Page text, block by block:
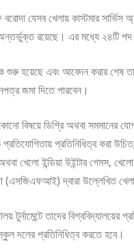
যেসব খেলায় কাস্টমার
রয়েছে। এর মধ্যে ২৪টি
হয়েছে এবং আবেদন করার শেষ
জমা দিতে পারবেন।
বিষয়ে ডিগ্রি অথবা সমমানের
প্রতিনিধিত্ব করা
ইন্ডিয়া উইন্টার গেমস, খেলো
(এসজিএফআই) দ্বারা উল্লেখিত
টুর্নামেন্টে তাদের
দলের প্রতিনিধিত্ব করতে হবে।